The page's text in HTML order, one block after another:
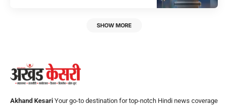
SHOW MORE
Akhand Kesari Your go-to destination for top-notch Hindi news coverage